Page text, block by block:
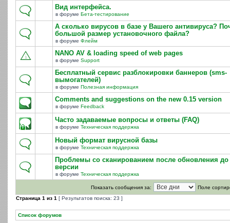
Вид интерфейса.
в форуме Бета-тестирование
А сколько вирусов в базе у Вашего антивируса?
большой размер установочного файла?
в форуме Флейм
NANO AV & loading speed of web pages
в форуме Support
Бесплатный сервис разблокировки баннеров (sms-
вымогателей)
в форуме Полезная информация
Comments and suggestions on the new 0.15 version
в форуме Feedback
Часто задаваемые вопросы и ответы (FAQ)
в форуме Техническая поддержка
Новый формат вирусной базы
в форуме Техническая поддержка
Проблемы со сканированием после обновления до
версии
в форуме Техническая поддержка
Показать сообщения за:
Поле
Страница 1 из 1 [ Результатов поиска: 23 ]
Список форумов